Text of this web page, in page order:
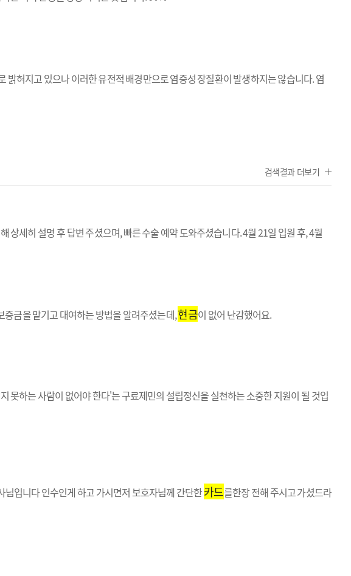
밝혀지고 있으나 이러한 유전적 배경만으로 염증성 장질환이 발생하지는 않습니다. 염
세히 설명 후 답변 주셨으며, 빠른 수술 예약 도와주셨습니다. 4월 21일 입원 후, 4월
증금을 맡기고 대여하는 방법을 알려주셨는데,현금이 없어 난감했어요.
하는 사람이 없어야 한다'는 구료제민의 설립정신을 실천하는 소중한 지원이 될 것입
입니다 인수인게 하고 가시면저 보호자님께 간단한카드를한장 전해 주시고 가셨드라
검색결과 더보기